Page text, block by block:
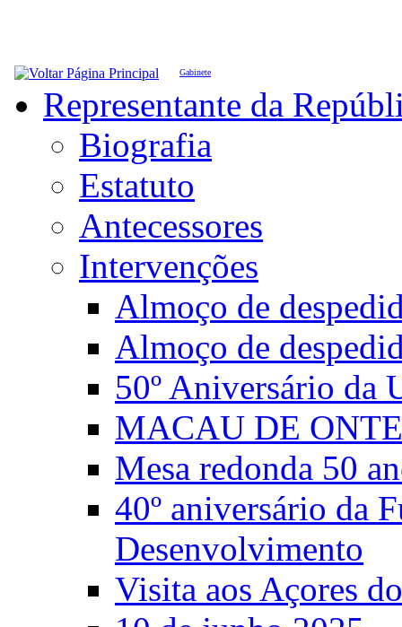
Gabinete
Representante da
Biografia
Estatuto
Antecessores
Intervenções
Almoço de
Almoço de
50º Aniversário da
MACAU DE
Mesa redonda 50
40º aniversário da
Desenvolvimento
Visita aos Açores